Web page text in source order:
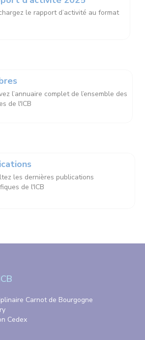
le rapport d’activité au format
l’annuaire complet de l’ensemble des
de l'ICB
les dernières publications
de l'ICB
Carnot de Bourgogne
Cedex